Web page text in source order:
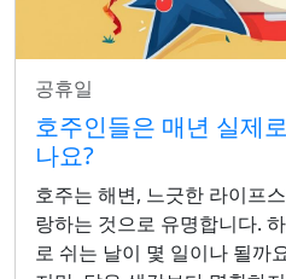
공휴일
호주인들은 매년 실제
나요?
호주는 해변, 느긋한 라이프
랑하는 것으로 유명합니다.
로 쉬는 날이 몇 일이나 될까